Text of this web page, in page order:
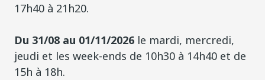
17h40 à 21h20.
Du 31/08 au 01/11/2026 le mardi, mercredi,
jeudi et les week-ends de 10h30 à 14h40 et de
15h à 18h.